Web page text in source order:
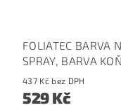
FOLIATEC BARVA
SPRAY, BARVA
437 Kč bez DPH
529 Kč